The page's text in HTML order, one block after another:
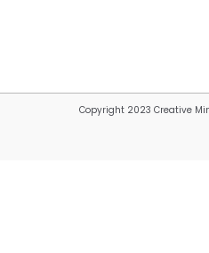
Copyright 2023 Creative